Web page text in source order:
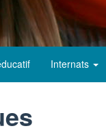
Internats